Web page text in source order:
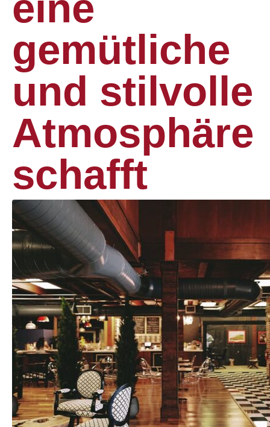
gemütliche
und stilvolle
Atmosphäre
schafft